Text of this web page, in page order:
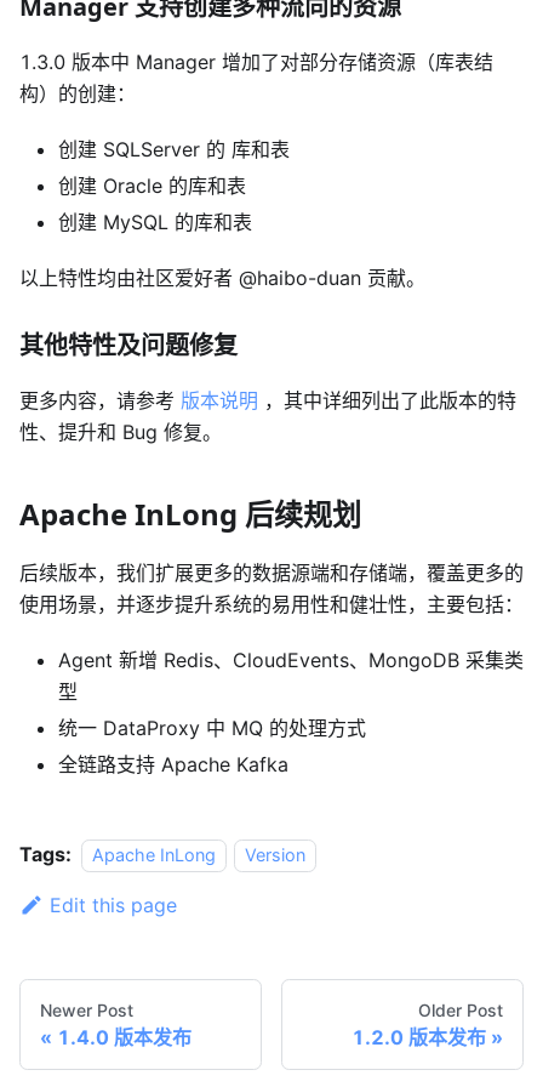
Manager 支持创建多种流向的资源
1.3.0 版本中 Manager 增加了对部分存储资源（库表结
构）的创建：
创建 SQLServer 的 库和表
创建 Oracle 的库和表
创建 MySQL 的库和表
以上特性均由社区爱好者 @haibo-duan 贡献。
其他特性及问题修复
更多内容，请参考 版本说明 ，其中详细列出了此版本的特
性、提升和 Bug 修复。
Apache InLong 后续规划
后续版本，我们扩展更多的数据源端和存储端，覆盖更多的
使用场景，并逐步提升系统的易用性和健壮性，主要包括：
Agent 新增 Redis、CloudEvents、MongoDB 采集类
型
统一 DataProxy 中 MQ 的处理方式
全链路支持 Apache Kafka
Tags: Apache InLong Version
Edit this page
Newer Post
1.4.0 版本发布
Older Post
1.2.0 版本发布